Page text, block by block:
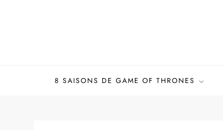
8 SAISONS DE GAME OF THRONES